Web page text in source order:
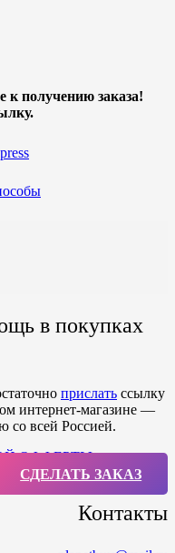
получению заказа!
в покупках
прислать ссылку
интернет-магазине —
со всей Россией.
ОФФЕРТЫ
СДЕЛАТЬ ЗАКАЗ
Контакты